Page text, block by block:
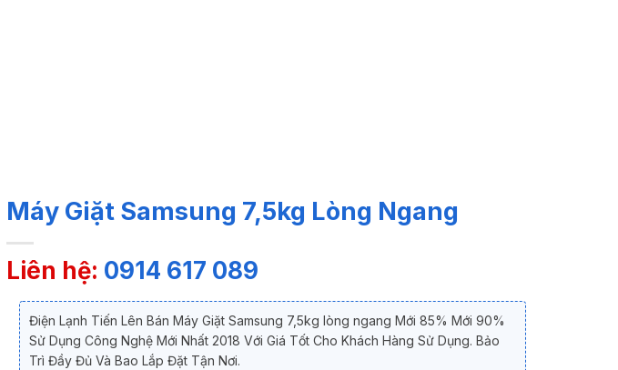
Máy Giặt Samsung 7,5kg Lòng Ngang
Liên hệ: 0914 617 089
Điện Lạnh Tiến Lên Bán Máy Giặt Samsung 7,5kg lòng ngang Mới 85% Mới 90%
Sử Dụng Công Nghệ Mới Nhất 2018 Với Giá Tốt Cho Khách Hàng Sử Dụng. Bảo
Trì Đầy Đủ Và Bao Lắp Đặt Tận Nơi.